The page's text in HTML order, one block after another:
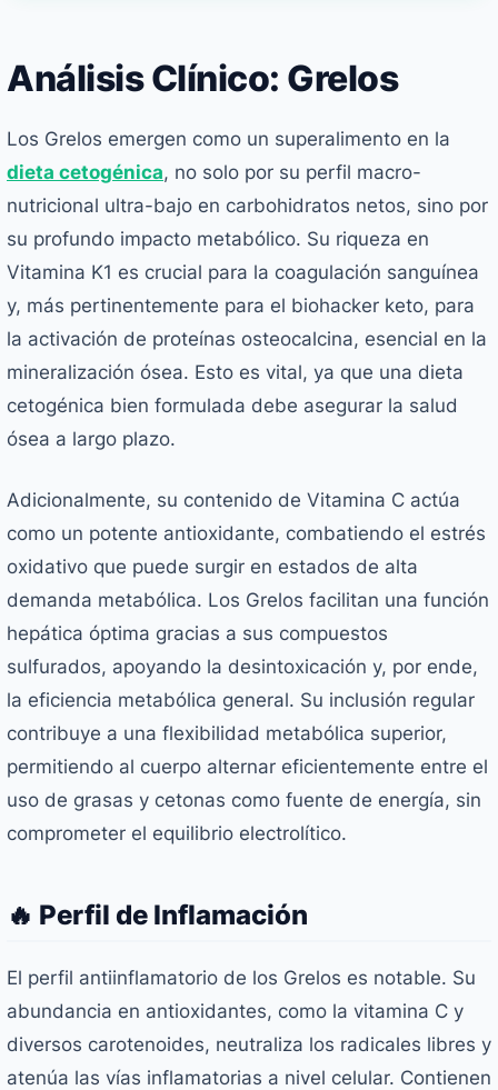
Análisis Clínico: Grelos
Los Grelos emergen como un superalimento en la
dieta cetogénica, no solo por su perfil macro-
nutricional ultra-bajo en carbohidratos netos, sino por
su profundo impacto metabólico. Su riqueza en
Vitamina K1 es crucial para la coagulación sanguínea
y, más pertinentemente para el biohacker keto, para
la activación de proteínas osteocalcina, esencial en la
mineralización ósea. Esto es vital, ya que una dieta
cetogénica bien formulada debe asegurar la salud
ósea a largo plazo.
Adicionalmente, su contenido de Vitamina C actúa
como un potente antioxidante, combatiendo el estrés
oxidativo que puede surgir en estados de alta
demanda metabólica. Los Grelos facilitan una función
hepática óptima gracias a sus compuestos
sulfurados, apoyando la desintoxicación y, por ende,
la eficiencia metabólica general. Su inclusión regular
contribuye a una flexibilidad metabólica superior,
permitiendo al cuerpo alternar eficientemente entre el
uso de grasas y cetonas como fuente de energía, sin
comprometer el equilibrio electrolítico.
🔥 Perfil de Inflamación
El perfil antiinflamatorio de los Grelos es notable. Su
abundancia en antioxidantes, como la vitamina C y
diversos carotenoides, neutraliza los radicales libres y
atenúa las vías inflamatorias a nivel celular. Contienen